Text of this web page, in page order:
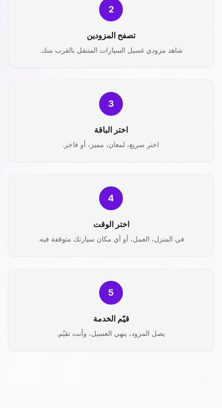
2
تصفح المزودين
شاهد مزودي غسيل السيارات المتنقل بالقرب منك.
3
اختر الباقة
اختر سريع، لمعان، مميز، أو فاخر.
4
اختر الوقت
في المنزل، العمل، أو أي مكان سيارتك متوقفة فيه.
5
قيّم الخدمة
يصل المزود، ينهي الغسيل، وأنت تقيّم.